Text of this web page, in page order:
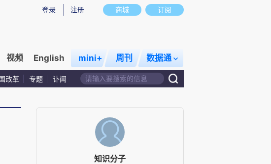
商城 订阅
登录 注册
视频 English mini+ 周刊 数据通
改革 专题 讣闻
知识分子